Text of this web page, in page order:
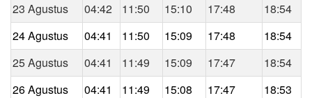
23 Agustus
04:42 11:50 15:10 17:48
18:54
24 Agustus
04:41 11:50 15:09 17:48
18:54
25 Agustus
04:41 11:49 15:09 17:47
18:54
26 Agustus
04:41 11:49 15:08 17:47
18:53